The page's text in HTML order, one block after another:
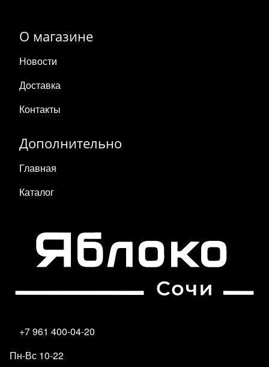
О магазине
Новости
Доставка
Контакты
Дополнительно
Главная
Каталог
+7 961 400-04-20
Пн-Вс 10-22